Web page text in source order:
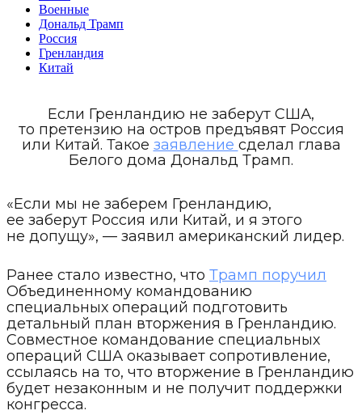
Военные
Дональд Трамп
Россия
Гренландия
Китай
Если Гренландию не заберут США,
то претензию на остров предъявят Россия
или Китай. Такое заявление сделал глава
Белого дома Дональд Трамп.
«Если мы не заберем Гренландию,
ее заберут Россия или Китай, и я этого
не допущу», — заявил американский лидер.
Ранее стало известно, что Трамп поручил
Объединенному командованию
специальных операций подготовить
детальный план вторжения в Гренландию.
Совместное командование специальных
операций США оказывает сопротивление,
ссылаясь на то, что вторжение в Гренландию
будет незаконным и не получит поддержки
конгресса.